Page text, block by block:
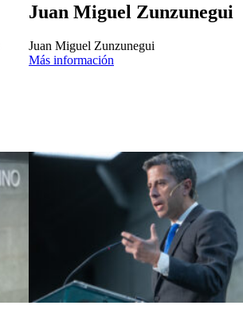
Juan Miguel Zunzunegui
Juan Miguel Zunzunegui
Más información